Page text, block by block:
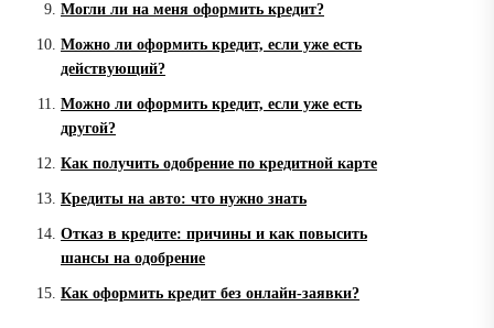
Могли ли на меня оформить кредит?
Можно ли оформить кредит, если уже есть
действующий?
Можно ли оформить кредит, если уже есть
другой?
Как получить одобрение по кредитной карте
Кредиты на авто: что нужно знать
Отказ в кредите: причины и как повысить
шансы на одобрение
Как оформить кредит без онлайн-заявки?